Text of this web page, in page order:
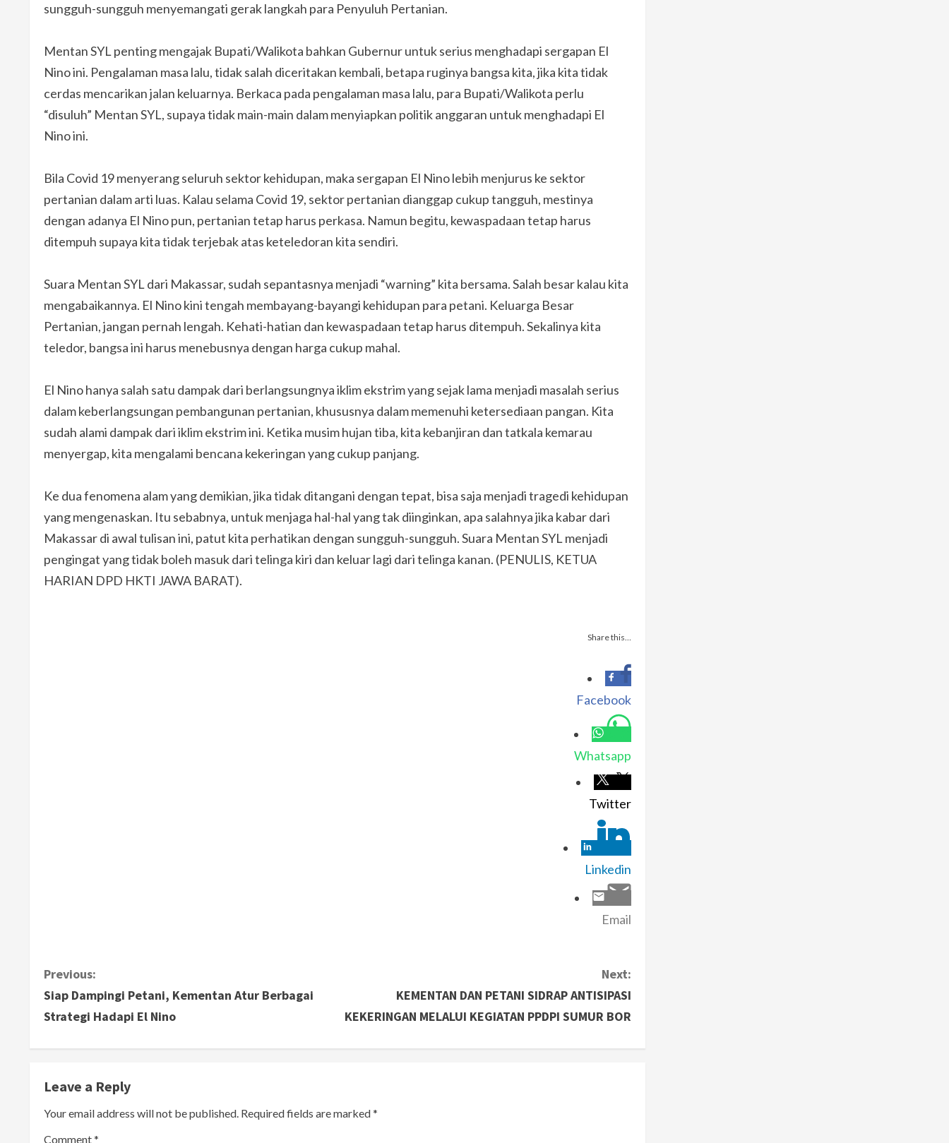
sungguh-sungguh menyemangati gerak langkah para Penyuluh Pertanian.
Mentan SYL penting mengajak Bupati/Walikota bahkan Gubernur untuk serius menghadapi sergapan El
Nino ini. Pengalaman masa lalu, tidak salah diceritakan kembali, betapa ruginya bangsa kita, jika kita tidak
cerdas mencarikan jalan keluarnya. Berkaca pada pengalaman masa lalu, para Bupati/Walikota perlu
“disuluh” Mentan SYL, supaya tidak main-main dalam menyiapkan politik anggaran untuk menghadapi El
Nino ini.
Bila Covid 19 menyerang seluruh sektor kehidupan, maka sergapan El Nino lebih menjurus ke sektor
pertanian dalam arti luas. Kalau selama Covid 19, sektor pertanian dianggap cukup tangguh, mestinya
dengan adanya El Nino pun, pertanian tetap harus perkasa. Namun begitu, kewaspadaan tetap harus
ditempuh supaya kita tidak terjebak atas keteledoran kita sendiri.
Suara Mentan SYL dari Makassar, sudah sepantasnya menjadi “warning” kita bersama. Salah besar kalau kita
mengabaikannya. El Nino kini tengah membayang-bayangi kehidupan para petani. Keluarga Besar
Pertanian, jangan pernah lengah. Kehati-hatian dan kewaspadaan tetap harus ditempuh. Sekalinya kita
teledor, bangsa ini harus menebusnya dengan harga cukup mahal.
El Nino hanya salah satu dampak dari berlangsungnya iklim ekstrim yang sejak lama menjadi masalah serius
dalam keberlangsungan pembangunan pertanian, khususnya dalam memenuhi ketersediaan pangan. Kita
sudah alami dampak dari iklim ekstrim ini. Ketika musim hujan tiba, kita kebanjiran dan tatkala kemarau
menyergap, kita mengalami bencana kekeringan yang cukup panjang.
Ke dua fenomena alam yang demikian, jika tidak ditangani dengan tepat, bisa saja menjadi tragedi kehidupan
yang mengenaskan. Itu sebabnya, untuk menjaga hal-hal yang tak diinginkan, apa salahnya jika kabar dari
Makassar di awal tulisan ini, patut kita perhatikan dengan sungguh-sungguh. Suara Mentan SYL menjadi
pengingat yang tidak boleh masuk dari telinga kiri dan keluar lagi dari telinga kanan. (PENULIS, KETUA
HARIAN DPD HKTI JAWA BARAT).
Share this…
Facebook
Whatsapp
Twitter
Linkedin
Email
C
o
i
n
Previous:
Siap Dampingi Petani, Kementan Atur Berbagai
Strategi Hadapi El Nino
Next:
KEMENTAN DAN PETANI SIDRAP ANTISIPASI
KEKERINGAN MELALUI KEGIATAN PPDPI SUMUR BOR
Leave a Reply
Your email address will not be published. Required fields are marked*
Comment*